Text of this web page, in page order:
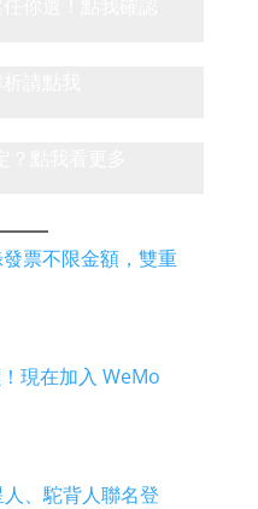
票不限金額，雙重
現在加入 WeMo
、駝背人聯名登